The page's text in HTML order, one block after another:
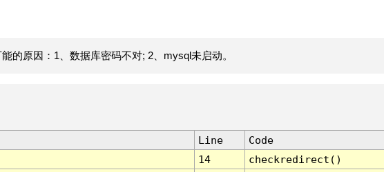
的原因：1、数据库密码不对; 2、mysql未启动。
Line
Code
14
checkredirect()